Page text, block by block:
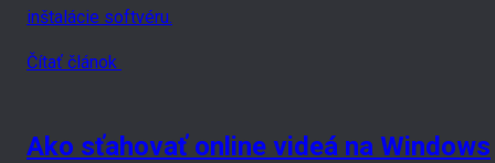
inštalácie softvéru.
Čítať článok
Ako sťahovať online videá na Windows